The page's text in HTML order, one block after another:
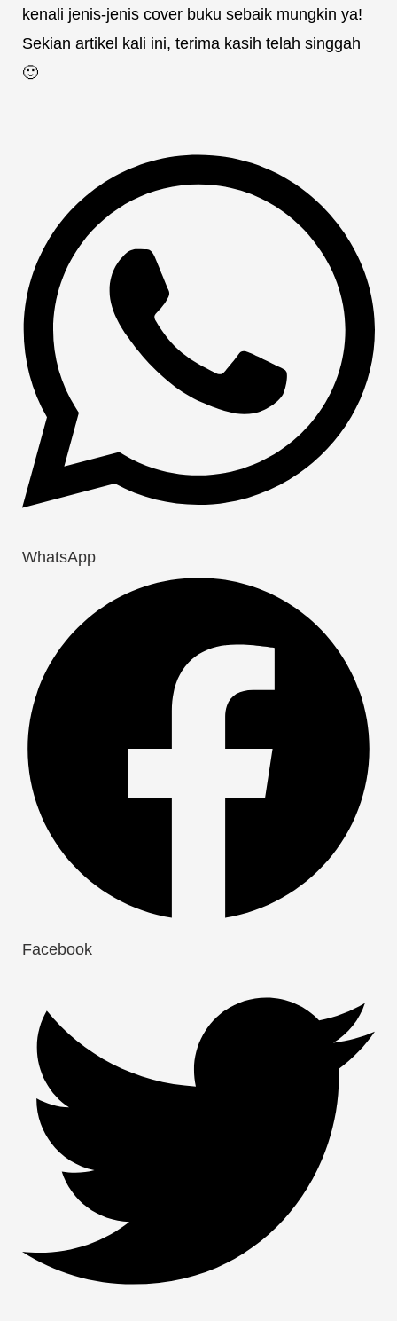
kenali jenis-jenis cover buku sebaik mungkin ya!
Sekian artikel kali ini, terima kasih telah singgah
🙂
WhatsApp
Facebook